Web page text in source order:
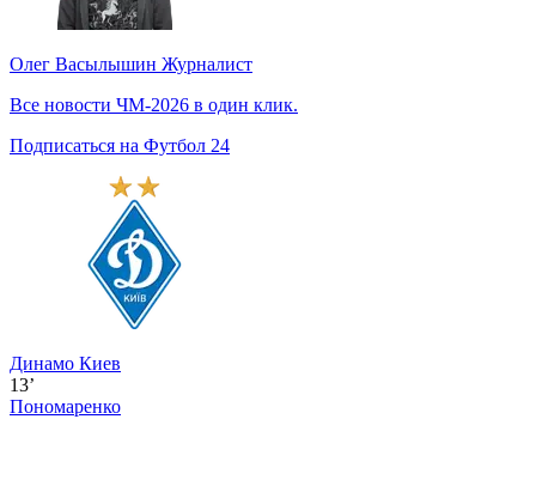
Олег Васылышин Журналист
Все новости ЧМ-2026 в один клик.
Подписаться на Футбол 24
Динамо Киев
13’
Пономаренко